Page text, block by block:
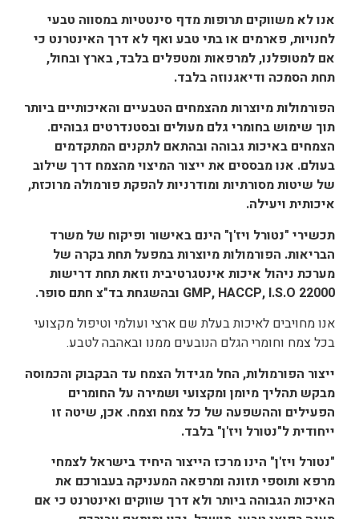
אנו לא משווקים תרופות מדף סינטטיות במסווה טבעי
לחנויות, פארמים או בתי טבע ואף לא דרך האינטרנט כי
אם למטופלנו, למרפאות ומטפלים בלבד, בארץ ובחול,
תחת הסמכה ודיאגנוזה בלבד.
הפורמולות מיוצרות מהצמחים הטבעיים והאיכותיים ביותר
תוך שימוש בחומרי גלם מעולים ובסטנדרטים גבוהים.
הצמחים באיכות גבוהה ובהתאם לתקנים המתקדמים
בעולם. אנו מבססים את ייצור המיצוי מהצמח דרך שילוב
של שיטות מסורתיות ומודרניות להפקת פורמולה מרוכזת,
איכותית ויעילה.
תכשירי "נטורל ויז'ן" הינם באישור ופיקוח של משרד
הבריאות. הפורמולות מיוצרות במפעל תחת בקרה של
מערכת ניהול איכות אינטגרטיבית וזאת תחת דרישות
GMP, HACCP, I.S.O 22000 ובהשגחת בד"צ חתם סופר.
אנו מחויבים לאיכות בעלת שם ארצי ועולמי וטיפול מקצועי
בכל צמח וחומרי הגלם הנובעים ממנו ובאהבה לטבע.
ייצור הפורמולות, החל מגידול הצמח עד הבקבוק והכמוסה
מבקש תהליך מיומן ומקצועי ושמירה על החומרים
הפעילים וההשפעה של כל צמח וצמח. אכן, שיטה זו
ייחודית ל"נטורל ויז'ן" בלבד.
"נטורל ויז'ן" הינו מרכז הייצור היחיד בישראל לצמחי
מרפא ותוספי תזונה ומרפאה המעניקה בעבורכם את
האיכות הגבוהה ביותר ולא דרך שווקים ואינטרנט כי אם